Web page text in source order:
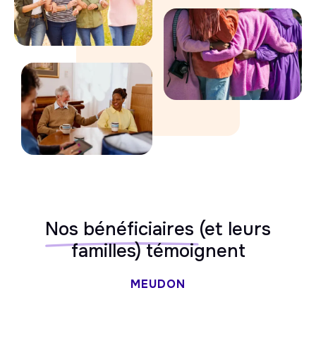
Nos bénéficiaires (et leurs
familles) témoignent
MEUDON